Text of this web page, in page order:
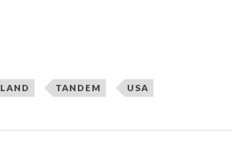
LAND TANDEM USA